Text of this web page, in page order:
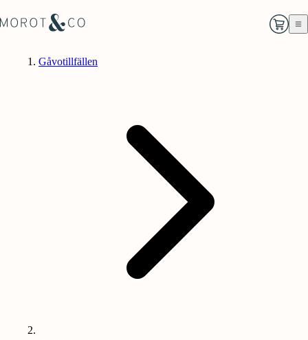
Gåvotillfällen